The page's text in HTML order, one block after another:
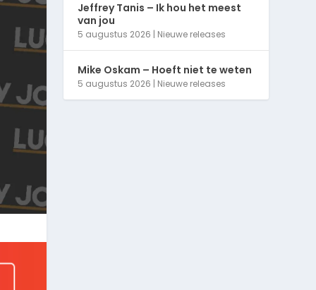
Jeffrey Tanis – Ik hou het meest
van jou
5 augustus 2026 | Nieuwe releases
Mike Oskam – Hoeft niet te weten
5 augustus 2026 | Nieuwe releases